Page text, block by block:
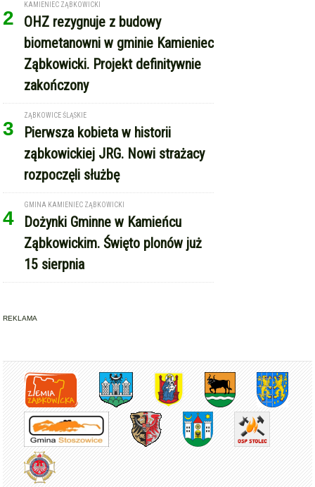
2
KAMIENIEC ZĄBKOWICKI
OHZ rezygnuje z budowy
biometanowni w gminie Kamieniec
Ząbkowicki. Projekt definitywnie
zakończony
3
ZĄBKOWICE ŚLĄSKIE
Pierwsza kobieta w historii
ząbkowickiej JRG. Nowi strażacy
rozpoczęli służbę
4
GMINA KAMIENIEC ZĄBKOWICKI
Dożynki Gminne w Kamieńcu
Ząbkowickim. Święto plonów już
15 sierpnia
REKLAMA